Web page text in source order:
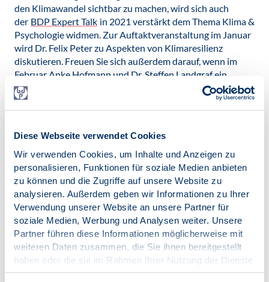
Diese Webseite verwendet Cookies
Wir verwenden Cookies, um Inhalte und Anzeigen zu
personalisieren, Funktionen für soziale Medien anbieten
zu können und die Zugriffe auf unsere Website zu
analysieren. Außerdem geben wir Informationen zu Ihrer
Verwendung unserer Website an unsere Partner für
soziale Medien, Werbung und Analysen weiter. Unsere
Partner führen diese Informationen möglicherweise mit
weiteren Daten zusammen, die Sie ihnen bereitgestellt
haben oder die sie im Rahmen Ihrer Nutzung der Dienste
gesammelt haben.
den Klimawandel sichtbar zu machen, wird sich auch
der BDP Expert Talk in 2021 verstärkt dem Thema Klima &
Psychologie widmen. Zur Auftaktveranstaltung im Januar
wird Dr. Felix Peter zu Aspekten von Klimaresilienz
diskutieren. Freuen Sie sich außerdem darauf, wenn im
Februar Anke Hofmann und Dr. Steffen Landgraf ein
weiteres klimapsychologisches Thema auf- greifen und
Näheres zu ihrem Engagement bei Psy4F berichten
werden. Zwar wird sich das Format immer wieder auch
doch wird dem Thema Klima & Psychologie mit BDP
Expert Talks zu beispielsweise nachhaltigem Konsum,
kollektivem Handeln im Umweltschutz oder Leugnung der
Klimakrise im Verlauf des Jahres ein besonderer Fokus
zuteil.
Dass diese Anwendung psychologischer Erkenntnisse
jedoch nicht nur in 2021 relevant sein wird, versteht sich
von selbst. Es ist beispielsweise davon auszugehen, dass
die relativ junge Disziplin der Umweltpsychologie, die sich